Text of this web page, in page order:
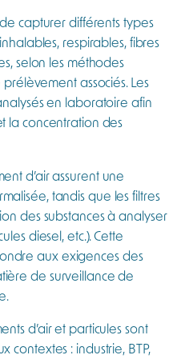
capturer différents types
respirables, fibres
selon les méthodes
associés. Les
en laboratoire afin
la concentration des
d’air assurent une
tandis que les filtres
des substances à analyser
diesel, etc.). Cette
aux exigences des
de surveillance de
d’air et particules sont
contextes : industrie, BTP,